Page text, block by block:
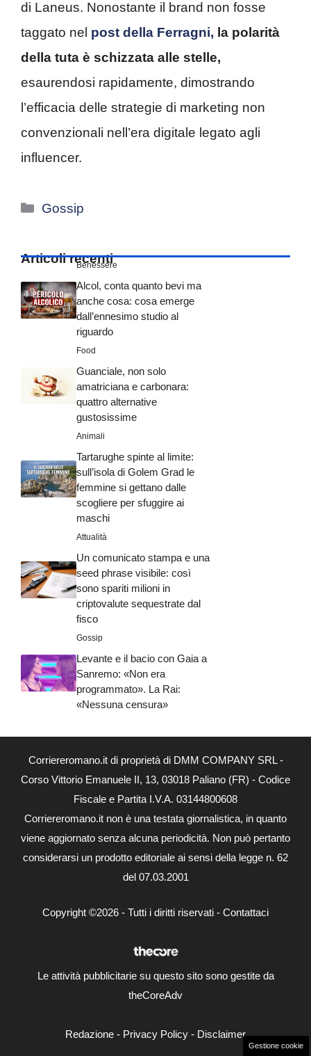
di Laneus. Nonostante il brand non fosse
taggato nel post della Ferragni, la polarità
della tuta è schizzata alle stelle,
esaurendosi rapidamente, dimostrando
l’efficacia delle strategie di marketing non
convenzionali nell’era digitale legato agli
influencer.
Categorie
Gossip
Articoli recenti
Benessere
Alcol, conta quanto bevi ma
anche cosa: cosa emerge
dall’ennesimo studio al
riguardo
Food
Guanciale, non solo
amatriciana e carbonara:
quattro alternative
gustosissime
Animali
Tartarughe spinte al limite:
sull’isola di Golem Grad le
femmine si gettano dalle
scogliere per sfuggire ai
maschi
Attualità
Un comunicato stampa e una
seed phrase visibile: così
sono spariti milioni in
criptovalute sequestrate dal
fisco
Gossip
Levante e il bacio con Gaia a
Sanremo: «Non era
programmato». La Rai:
«Nessuna censura»
Corriereromano.it di proprietà di DMM COMPANY SRL -
Corso Vittorio Emanuele II, 13, 03018 Paliano (FR) - Codice
Fiscale e Partita I.V.A. 03144800608
Corriereromano.it non è una testata giornalistica, in quanto
viene aggiornato senza alcuna periodicità. Non può pertanto
considerarsi un prodotto editoriale ai sensi della legge n. 62
del 07.03.2001
Copyright ©2026 - Tutti i diritti riservati - Contattaci
Le attività pubblicitarie su questo sito sono gestite da
theCoreAdv
Redazione - Privacy Policy - Disclaimer
Gestione cookie